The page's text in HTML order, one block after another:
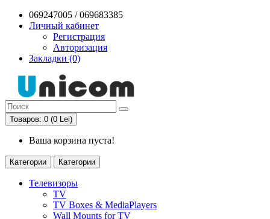
069247005 / 069683385
Личный кабинет
Регистрация
Авторизация
Закладки (0)
Товаров: 0 (0 Lei)
Ваша корзина пуста!
Категории Категории
Телевизоры
TV
TV Boxes & MediaPlayers
Wall Mounts for TV